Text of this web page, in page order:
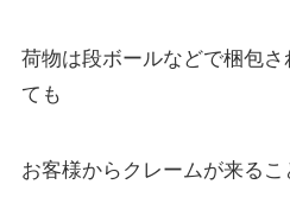
荷物は段ボールなどで梱包
ても
お客様からクレームが来る